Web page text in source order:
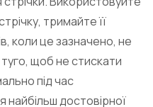
тримайте її
коли це зазначено, не
туго, щоб не стискати
під час
достовірної